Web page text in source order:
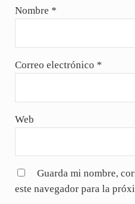
Nombre *
Correo electrónico *
Web
Guarda mi nombre,
este navegador para la